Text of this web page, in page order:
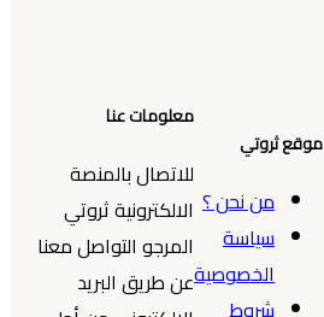
موقع ثروتي
من نحن ؟
سياسة
الخصوصية
معلومات عنا
للاتصال بالمنصة
الالكترونية ثروتي
المرجو التواصل معنا
عن طريق البريد